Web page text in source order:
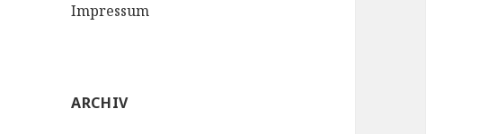
Impressum
ARCHIV